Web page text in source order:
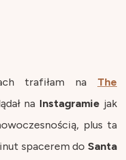
trafiłam na The
na Instagramie jak
plus ta
spacerem do Santa